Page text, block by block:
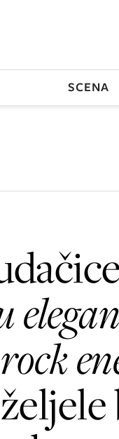
SCENA